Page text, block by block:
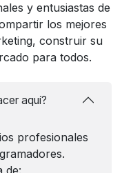
y entusiastas de
los mejores
construir su
para todos.
aquí?
profesionales